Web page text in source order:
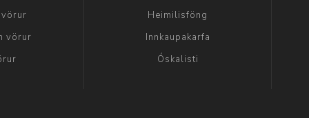
vörur
Heimilisföng
Innkaupakarfa
Óskalisti